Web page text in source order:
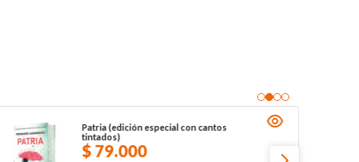
Patria (edición especial con cantos
tintados)
$ 79.000